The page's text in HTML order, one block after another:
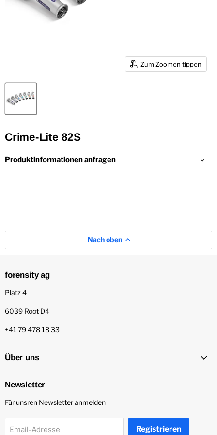
Zum Zoomen tippen
Crime-Lite 82S
Produktinformationen anfragen
Nach oben
forensity ag
Platz 4
6039 Root D4
+41 79 478 18 33
Über uns
Newsletter
Für unsren Newsletter anmelden
Email-Adresse Registrieren